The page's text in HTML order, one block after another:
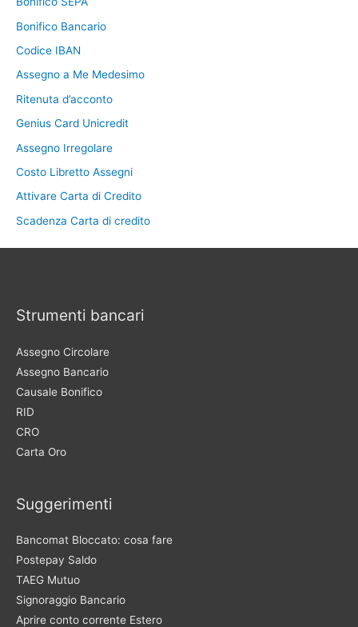
Bonifico Bancario
Codice IBAN
Assegno a Me Medesimo
Ritenuta d’acconto
Genius Card Unicredit
Assegno Irregolare
Costo Libretto Assegni
Attivare Carta di Credito
Scadenza Carta di credito
Strumenti bancari
Assegno Circolare
Assegno Bancario
Causale Bonifico
RID
CRO
Carta Oro
Suggerimenti
Bancomat Bloccato: cosa fare
Postepay Saldo
TAEG Mutuo
Signoraggio Bancario
Aprire conto corrente Estero